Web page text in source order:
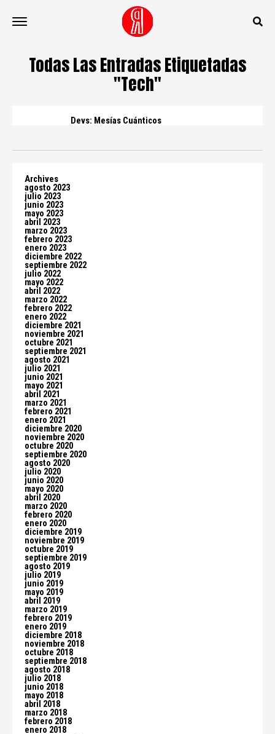
Todas Las Entradas Etiquetadas
"Tech"
Devs: Mesías Cuánticos
Archives
agosto 2023
julio 2023
junio 2023
mayo 2023
abril 2023
marzo 2023
febrero 2023
enero 2023
diciembre 2022
septiembre 2022
julio 2022
mayo 2022
abril 2022
marzo 2022
febrero 2022
enero 2022
diciembre 2021
noviembre 2021
octubre 2021
septiembre 2021
agosto 2021
julio 2021
junio 2021
mayo 2021
abril 2021
marzo 2021
febrero 2021
enero 2021
diciembre 2020
noviembre 2020
octubre 2020
septiembre 2020
agosto 2020
julio 2020
junio 2020
mayo 2020
abril 2020
marzo 2020
febrero 2020
enero 2020
diciembre 2019
noviembre 2019
octubre 2019
septiembre 2019
agosto 2019
julio 2019
junio 2019
mayo 2019
abril 2019
marzo 2019
febrero 2019
enero 2019
diciembre 2018
noviembre 2018
octubre 2018
septiembre 2018
agosto 2018
julio 2018
junio 2018
mayo 2018
abril 2018
marzo 2018
febrero 2018
enero 2018